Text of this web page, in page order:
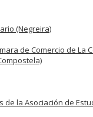
(Negreira)
de Comercio de La
la Asociación de